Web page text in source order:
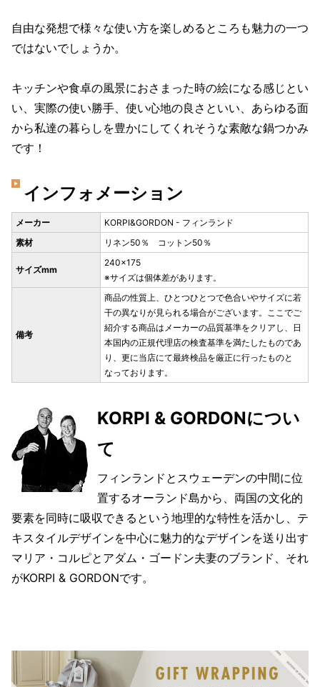
自由な発想で様々な使い方を楽しめるところも魅力の一つ
ではないでしょうか。
キッチンや食卓の風景におさまった時の絵になる感じとい
い、実際の使い勝手、使い心地の良さといい、あらゆる面
から私達の暮らしを豊かにしてくれそうな素敵な鍋つかみ
です！
インフォメーション
メーカー
KORPI&GORDON - フィンランド
素材
リネン50％ コットン50％
サイズmm
240×175
※サイズは個体差があります。
備考
商品の性質上、ひとつひとつで色合いやサイズに若
干の異なりが見られる場合がございます。ここでご
紹介する商品はメーカーの品質基準をクリアし、日
本国内の正規代理店の検査基準を満たしたものであ
り、更に当店にて最終検品を厳正に行ったものと
なっております。
KORPI & GORDONについ
て
フィンランドとスウェーデンの中間に位
置するオーランド島から、両国の文化的
要素を同時に吸収できるという地理的な特性を活かし、テ
キスタイルデザインを中心に魅力的なデザインを送り出す
マリア・コルピとアダム・ゴードン夫妻のブランド、それ
がKORPI & GORDONです。